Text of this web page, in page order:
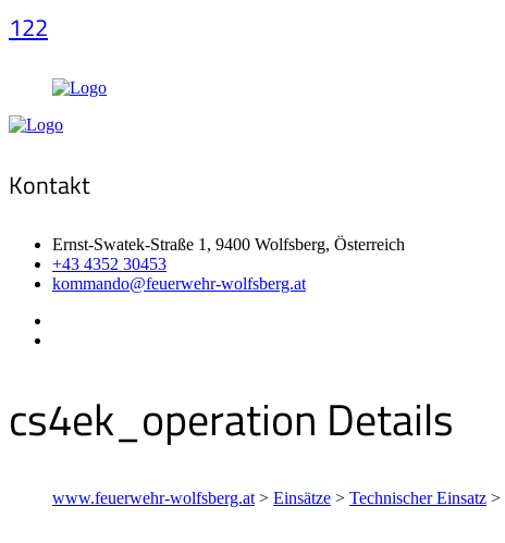
122
Kontakt
Ernst-Swatek-Straße 1, 9400 Wolfsberg, Österreich
+43 4352 30453
kommando@feuerwehr-wolfsberg.at
cs4ek_operation Details
www.feuerwehr-wolfsberg.at > Einsätze > Technischer Einsatz >